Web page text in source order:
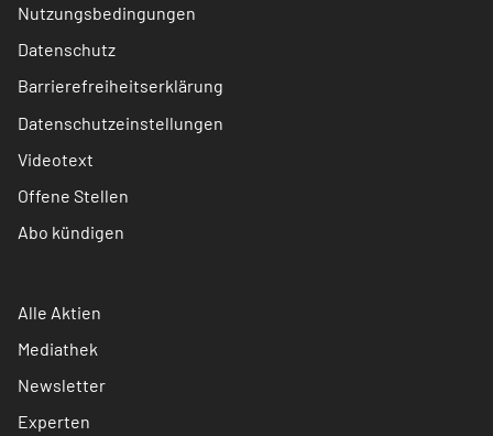
Nutzungsbedingungen
Datenschutz
Barrierefreiheitserklärung
Datenschutzeinstellungen
Videotext
Offene Stellen
Abo kündigen
Alle Aktien
Mediathek
Newsletter
Experten